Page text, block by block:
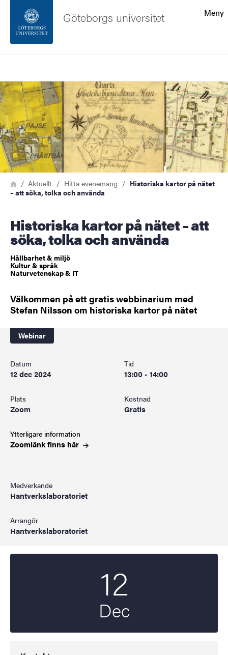
Sidfoten
Om webbplatsen
Meny
Göteborgs universitet
Bild
Länkstig
HemAktuellt Hitta evenemang
Historiska kartor på nätet
– att söka, tolka och använda
Historiska kartor på nätet – att
söka, tolka och använda
Hållbarhet & miljö
Kultur & språk
Naturvetenskap & IT
Välkommen på ett gratis webbinarium med
Stefan Nilsson om historiska kartor på nätet
Webinar
Datum
12 dec 2024
Tid
13:00 - 14:00
Plats
Zoom
Kostnad
Gratis
Ytterligare information
Zoomlänk finns här
Medverkande
Hantverkslaboratoriet
Arrangör
Hantverkslaboratoriet
12
Dec